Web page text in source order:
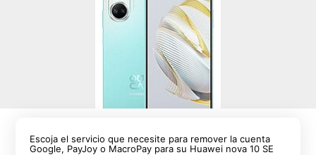
Escoja el servicio que necesite para remover la cuenta
Google, PayJoy o MacroPay para su Huawei nova 10 SE